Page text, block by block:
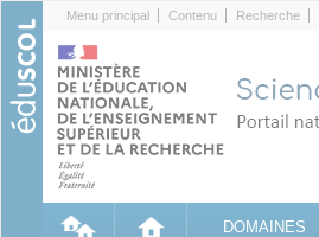
Menu principal Contenu Recherche
DOMAINES